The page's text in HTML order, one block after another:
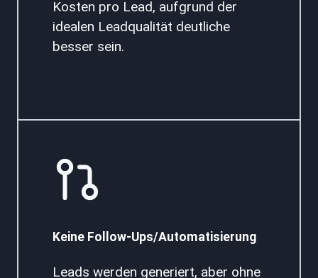
Kosten pro Lead, aufgrund der
idealen Leadqualität deutliche
besser sein.
Keine Follow-Ups/Automatisierung
Leads werden generiert, aber ohne